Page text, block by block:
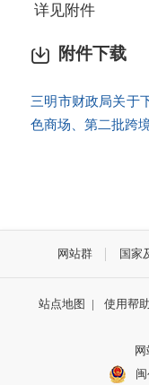
详见附件
附件下载
三明市财政局关于
色商场、第二批跨
网站群 国家
站点地图 | 使用帮助
网